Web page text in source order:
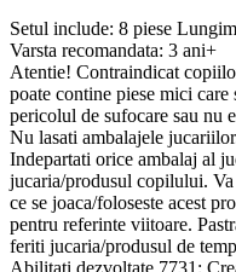
Setul include: 8 piese
Varsta recomandata: 3 ani+
Atentie! Contraindicat
poate contine piese mici
pericolul de sufocare sau nu
Nu lasati ambalajele
Indepartati orice ambalaj al
jucaria/produsul copilului.
ce se joaca/foloseste acest
pentru referinte viitoare.
feriti jucaria/produsul de